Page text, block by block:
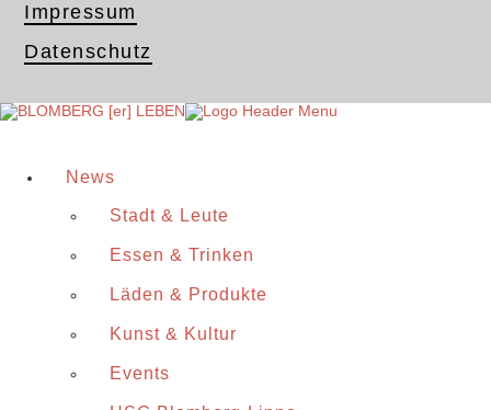
Impressum
Datenschutz
News
Stadt & Leute
Essen & Trinken
Läden & Produkte
Kunst & Kultur
Events